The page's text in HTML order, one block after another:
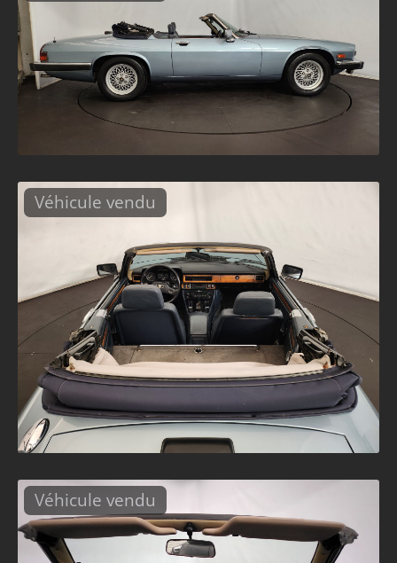
Véhicule vendu
Véhicule vendu